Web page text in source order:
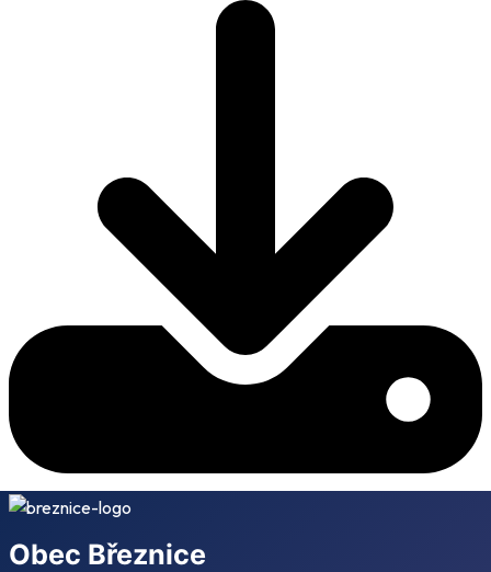
Obec Březnice